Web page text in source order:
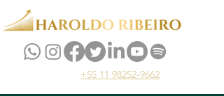
+55 11 98252-9662